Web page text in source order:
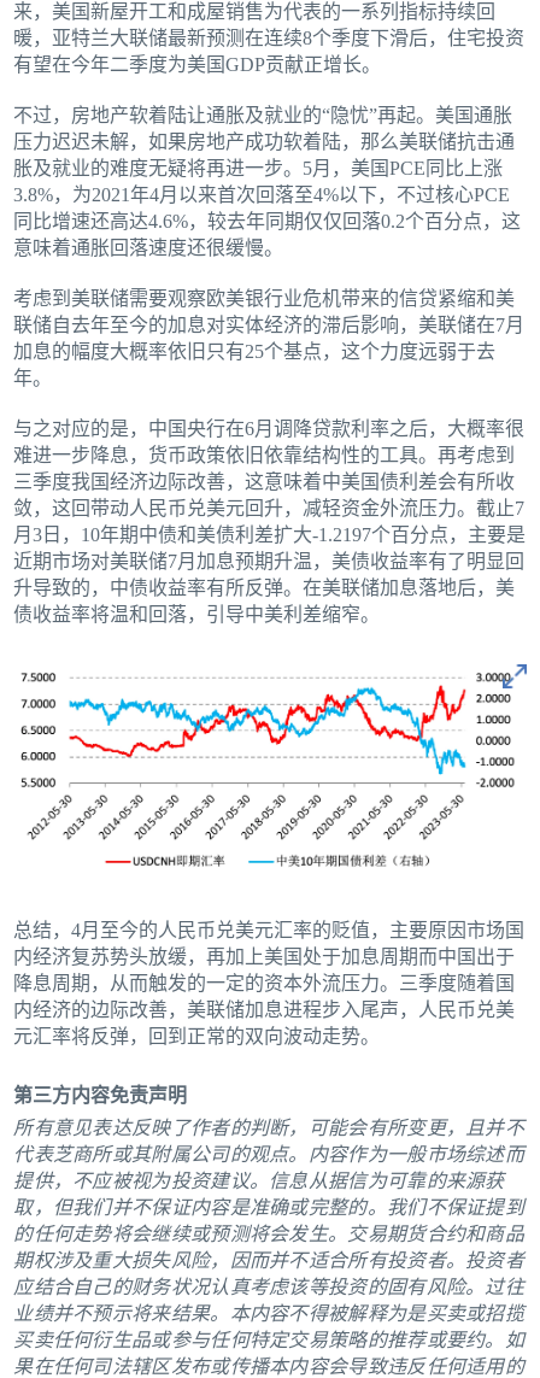
来，美国新屋开工和成屋销售为代表的一系列指标持续回
暖，亚特兰大联储最新预测在连续8个季度下滑后，住宅投资
有望在今年二季度为美国GDP贡献正增长。
不过，房地产软着陆让通胀及就业的“隐忧”再起。美国通胀
压力迟迟未解，如果房地产成功软着陆，那么美联储抗击通
胀及就业的难度无疑将再进一步。5月，美国PCE同比上涨
3.8%，为2021年4月以来首次回落至4%以下，不过核心PCE
同比增速还高达4.6%，较去年同期仅仅回落0.2个百分点，这
意味着通胀回落速度还很缓慢。
考虑到美联储需要观察欧美银行业危机带来的信贷紧缩和美
联储自去年至今的加息对实体经济的滞后影响，美联储在7月
加息的幅度大概率依旧只有25个基点，这个力度远弱于去
年。
与之对应的是，中国央行在6月调降贷款利率之后，大概率很
难进一步降息，货币政策依旧依靠结构性的工具。再考虑到
三季度我国经济边际改善，这意味着中美国债利差会有所收
敛，这回带动人民币兑美元回升，减轻资金外流压力。截止7
月3日，10年期中债和美债利差扩大-1.2197个百分点，主要是
近期市场对美联储7月加息预期升温，美债收益率有了明显回
升导致的，中债收益率有所反弹。在美联储加息落地后，美
债收益率将温和回落，引导中美利差缩窄。
总结，4月至今的人民币兑美元汇率的贬值，主要原因市场国
内经济复苏势头放缓，再加上美国处于加息周期而中国出于
降息周期，从而触发的一定的资本外流压力。三季度随着国
内经济的边际改善，美联储加息进程步入尾声，人民币兑美
元汇率将反弹，回到正常的双向波动走势。
第三方内容免责声明
所有意见表达反映了作者的判断，可能会有所变更，且并不
代表芝商所或其附属公司的观点。内容作为一般市场综述而
提供，不应被视为投资建议。信息从据信为可靠的来源获
取，但我们并不保证内容是准确或完整的。我们不保证提到
的任何走势将会继续或预测将会发生。交易期货合约和商品
期权涉及重大损失风险，因而并不适合所有投资者。投资者
应结合自己的财务状况认真考虑该等投资的固有风险。过往
业绩并不预示将来结果。本内容不得被解释为是买卖或招揽
买卖任何衍生品或参与任何特定交易策略的推荐或要约。如
果在任何司法辖区发布或传播本内容会导致违反任何适用的